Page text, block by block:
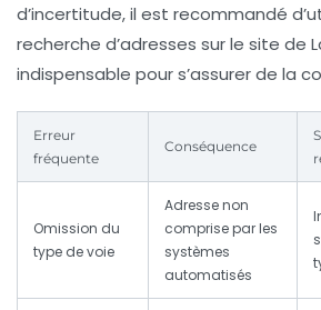
d’incertitude, il est recommandé
recherche d’adresses sur le site de
indispensable pour s’assurer de la
Erreur
fréquente
Conséquence
Omission du
type de voie
Adresse non
comprise par les
systèmes
automatisés